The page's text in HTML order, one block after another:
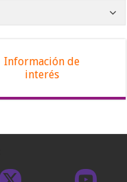
Información de
interés